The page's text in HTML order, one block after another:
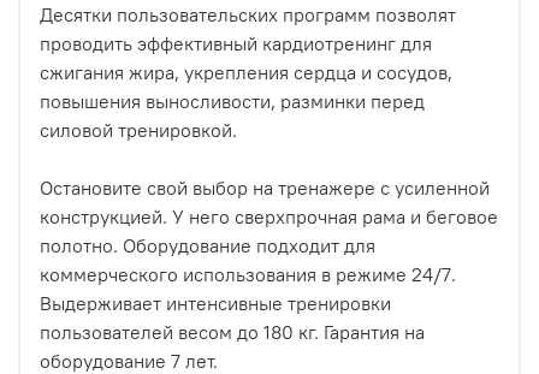
Десятки пользовательских программ позволят
проводить эффективный кардиотренинг для
сжигания жира, укрепления сердца и сосудов,
повышения выносливости, разминки перед
силовой тренировкой.
Остановите свой выбор на тренажере с усиленной
конструкцией. У него сверхпрочная рама и беговое
полотно. Оборудование подходит для
коммерческого использования в режиме 24/7.
Выдерживает интенсивные тренировки
пользователей весом до 180 кг. Гарантия на
оборудование 7 лет.